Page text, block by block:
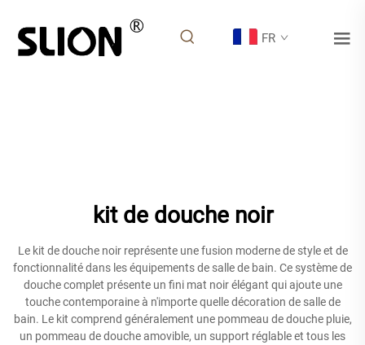
FR
kit de douche noir
Le kit de douche noir représente une fusion moderne de style et de
fonctionnalité dans les équipements de salle de bain. Ce système de
douche complet présente un fini mat noir élégant qui ajoute une
touche contemporaine à n'importe quelle décoration de salle de
bain. Le kit comprend généralement une pommeau de douche pluie,
un pommeau de douche amovible, un support réglable et tous les